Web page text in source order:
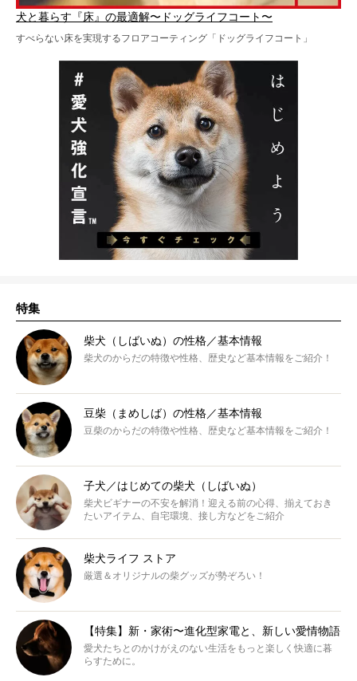
犬と暮らす『床』の最適解〜ドッグライフコート〜
すべらない床を実現するフロアコーティング「ドッグライフコート」
特集
柴犬（しばいぬ）の性格／基本情報
柴犬のからだの特徴や性格、歴史など基本情報をご紹介！
豆柴（まめしば）の性格／基本情報
豆柴のからだの特徴や性格、歴史など基本情報をご紹介！
子犬／はじめての柴犬（しばいぬ）
柴犬ビギナーの不安を解消！迎える前の心得、揃えておき
たいアイテム、自宅環境、接し方などをご紹介
柴犬ライフ ストア
厳選＆オリジナルの柴グッズが勢ぞろい！
【特集】新・家術〜進化型家電と、新しい愛情物語
愛犬たちとのかけがえのない生活をもっと楽しく快適に暮
らすために。